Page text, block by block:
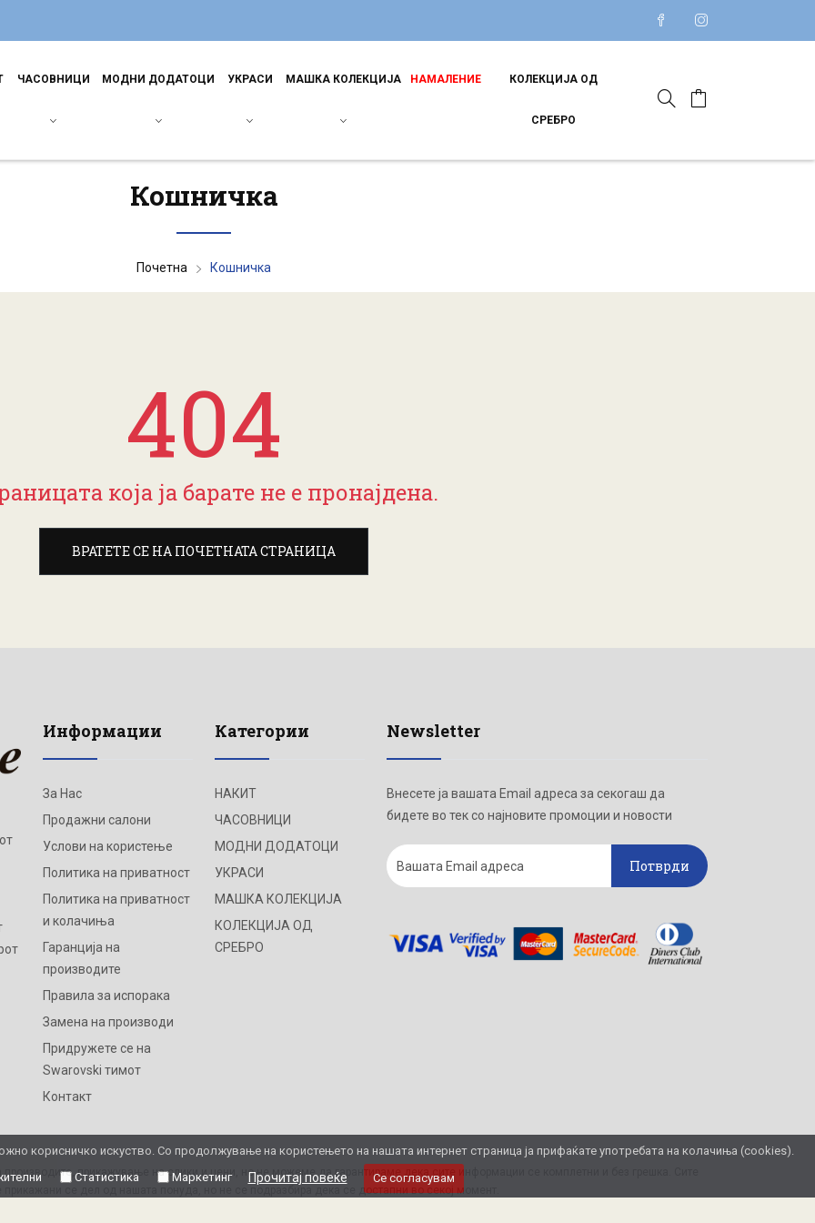
ЧАСОВНИЦИ МОДНИ ДОДАТОЦИ УКРАСИ МАШКА КОЛЕКЦИЈА НАМАЛЕНИЕ КОЛЕКЦИЈА ОД
СРЕБРО
Кошничка
Почетна Кошничка
404
која ја барате не е пронајдена.
ВРАТЕТЕ СЕ НА ПОЧЕТНАТА СТРАНИЦА
корисничко искуство. Со продолжување на користењето на нашата интернет страница ја прифаќате употребата на колачиња (cookies).
Статистика Маркетинг Прочитај повеќе Се согласувам
Информации
За Нас
Продажни салони
Услови на користење
Политика на приватност
Политика на приватност
и колачиња
Гаранција на
производите
Правила за испорака
Замена на производи
Придружете се на
Swarovski тимот
Контакт
Категории
НАКИТ
ЧАСОВНИЦИ
МОДНИ ДОДАТОЦИ
УКРАСИ
МАШКА КОЛЕКЦИЈА
КОЛЕКЦИЈА ОД
СРЕБРО
Newsletter
Внесете ја вашата Email адреса за секогаш да
бидете во тек со најновите промоции и новости
Потврди
прикажување на слики и цени, но не можеме да гарантираме дека сите информации се комплетни и без грешка. Сите
се дел од нашата понуда, но не се подразбира дека се достапни во секој момент.